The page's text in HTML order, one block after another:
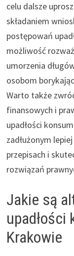
celu dalsze
składaniem
postępowań
możliwość
umorzenia
osobom
Warto także
finansowych i
upadłości
zadłużonym
przepisach i
rozwiązań
Jakie są
upadłości
Krakowie